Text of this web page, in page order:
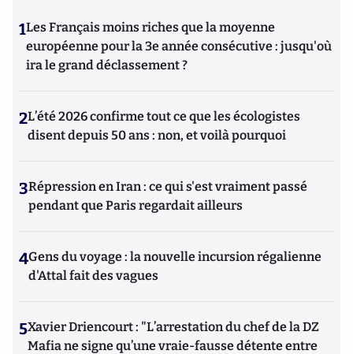
1Les Français moins riches que la moyenne
européenne pour la 3e année consécutive : jusqu'où
ira le grand déclassement ?
2L’été 2026 confirme tout ce que les écologistes
disent depuis 50 ans : non, et voilà pourquoi
3Répression en Iran : ce qui s'est vraiment passé
pendant que Paris regardait ailleurs
4Gens du voyage : la nouvelle incursion régalienne
d'Attal fait des vagues
5Xavier Driencourt : "L’arrestation du chef de la DZ
Mafia ne signe qu’une vraie-fausse détente entre